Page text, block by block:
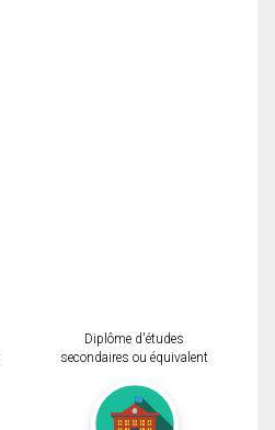
Diplôme d'études
secondaires ou équivalent